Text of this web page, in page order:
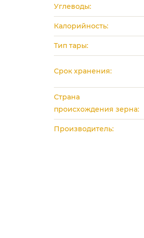
Углеводы:
Калорийность:
Тип тары:
Срок хранения:
Страна
происхождения зерна:
Производитель: